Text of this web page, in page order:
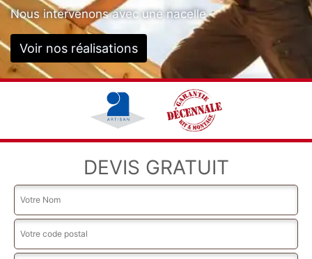
Nous intervenons avec une nacelle
Voir nos réalisations
DEVIS GRATUIT